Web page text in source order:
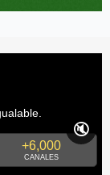
+6,000
CANALES
🔇